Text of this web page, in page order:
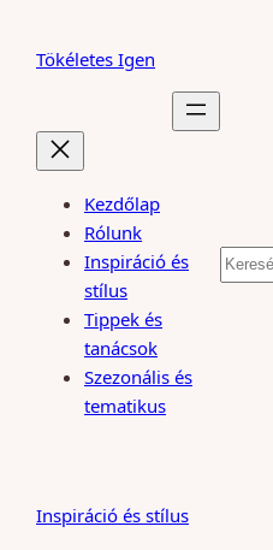
Tökéletes Igen
Kezdőlap
Rólunk
Inspiráció és
stílus
Tippek és
tanácsok
Szezonális és
tematikus
Inspiráció és stílus